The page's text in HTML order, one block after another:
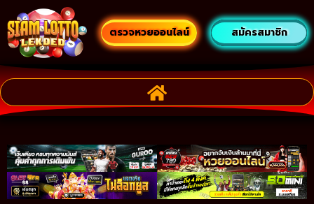
ตรวจหวยออนไลน์ สมัครสมาชิก